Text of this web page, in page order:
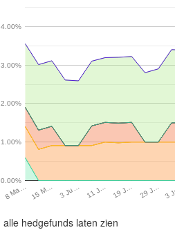
8 Ma… 15 M… 3 Ju… 11 J… 19 J… 29 J… 3
0.00%
1.00%
2.00%
3.00%
4.00%
alle hedgefunds laten zien